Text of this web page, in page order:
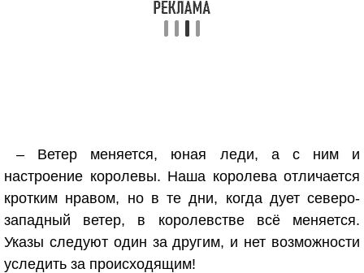
– Ветер меняется, юная леди, а с ним и
настроение королевы. Наша королева отличается
кротким нравом, но в те дни, когда дует северо-
западный ветер, в королевстве всё меняется.
Указы следуют один за другим, и нет возможности
уследить за происходящим!